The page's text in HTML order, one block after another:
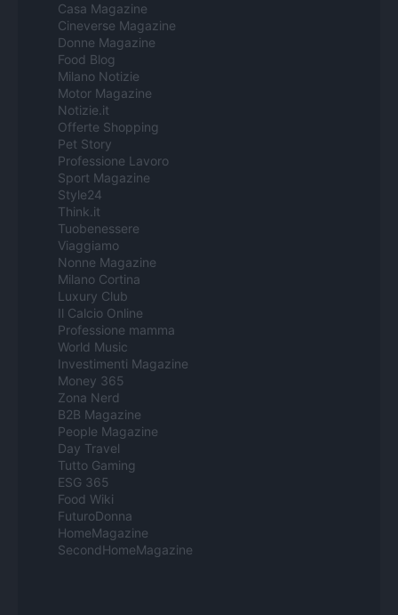
Casa Magazine
Cineverse Magazine
Donne Magazine
Food Blog
Milano Notizie
Motor Magazine
Notizie.it
Offerte Shopping
Pet Story
Professione Lavoro
Sport Magazine
Style24
Think.it
Tuobenessere
Viaggiamo
Nonne Magazine
Milano Cortina
Luxury Club
Il Calcio Online
Professione mamma
World Music
Investimenti Magazine
Money 365
Zona Nerd
B2B Magazine
People Magazine
Day Travel
Tutto Gaming
ESG 365
Food Wiki
FuturoDonna
HomeMagazine
SecondHomeMagazine